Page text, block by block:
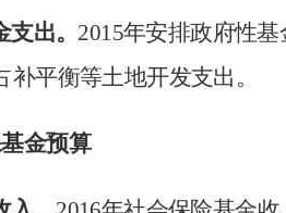
出。 2015年安排政府性基
平衡等土地开发支出。
基金预算